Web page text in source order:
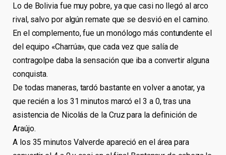
Lo de Bolivia fue muy pobre, ya que casi no llegó al arco
rival, salvo por algún remate que se desvió en el camino.
En el complemento, fue un monólogo más contundente el
del equipo «Charrúa», que cada vez que salía de
contragolpe daba la sensación que iba a convertir alguna
conquista.
De todas maneras, tardó bastante en volver a anotar, ya
que recién a los 31 minutos marcó el 3 a 0, tras una
asistencia de Nicolás de la Cruz para la definición de
Araújo.
A los 35 minutos Valverde apareció en el área para